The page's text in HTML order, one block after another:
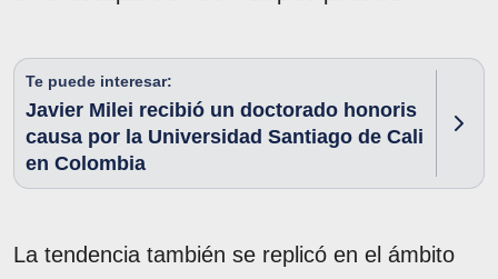
Te puede interesar:
Javier Milei recibió un doctorado honoris
causa por la Universidad Santiago de Cali
en Colombia
La tendencia también se replicó en el ámbito